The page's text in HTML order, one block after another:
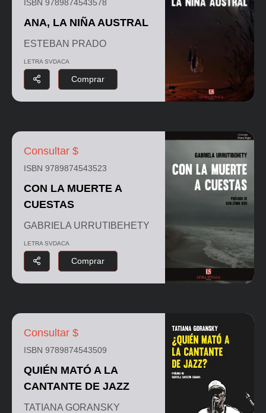
ISBN 9789874543578
ANA, LA NIÑA AUSTRAL
ESTEBAN PRADO
LETRA SVDACA
Comprar
Consultar $
ISBN 9789874543523
CON LA MUERTE A
CUESTAS
GABRIELA URRUTIBEHETY
LETRA SVDACA
Comprar
Consultar $
ISBN 9789874543509
QUIÉN MATÓ A LA
CANTANTE DE JAZZ
TATIANA GORANSKY